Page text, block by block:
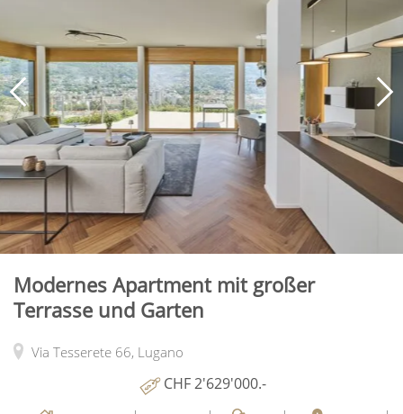
Modernes Apartment mit großer
Terrasse und Garten
Via Tesserete 66, Lugano
CHF 2'629'000.-